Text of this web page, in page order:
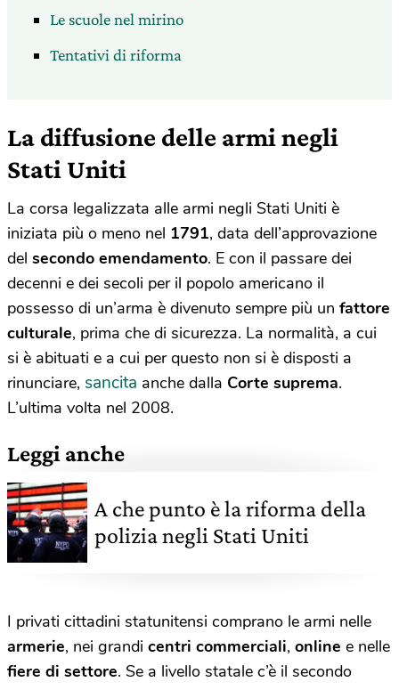
Le scuole nel mirino
Tentativi di riforma
La diffusione delle armi negli
Stati Uniti
La corsa legalizzata alle armi negli Stati Uniti è
iniziata più o meno nel 1791, data dell’approvazione
del secondo emendamento. E con il passare dei
decenni e dei secoli per il popolo americano il
possesso di un’arma è divenuto sempre più un fattore
culturale, prima che di sicurezza. La normalità, a cui
si è abituati e a cui per questo non si è disposti a
rinunciare, sancita anche dalla Corte suprema.
L’ultima volta nel 2008.
Leggi anche
A che punto è la riforma della
polizia negli Stati Uniti
I privati cittadini statunitensi comprano le armi nelle
armerie, nei grandi centri commerciali, online e nelle
fiere di settore. Se a livello statale c’è il secondo